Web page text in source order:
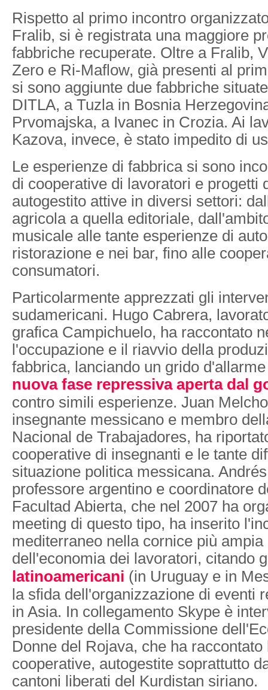
Rispetto al primo incontro
Fralib, si è registrata una maggiore
fabbriche recuperate. Oltre a Fralib,
Zero e Ri-Maflow, già presenti al
si sono aggiunte due fabbriche
DITLA, a Tuzla in Bosnia
Prvomajska, a Ivanec in Crozia. Ai
Kazova, invece, è stato impedito di
Le esperienze di fabbrica si sono
di cooperative di lavoratori e progetti
autogestito attive in diversi settori:
agricola a quella editoriale,
musicale alle tante esperienze di
ristorazione e nei bar, fino alle
consumatori.
Particolarmente apprezzati gli
sudamericani. Hugo Cabrera,
grafica Campichuelo, ha raccontato
l'occupazione e il riavvio della
fabbrica, lanciando un grido
nuova fase repressiva aperta dal
contro simili esperienze. Juan
insegnante messicano e membro
Nacional de Trabajadores, ha
cooperative di insegnanti e le tante
situazione politica messicana.
professore argentino e coordinatore
Facultad Abierta, che nel 2007 ha
meeting di questo tipo, ha inserito
mediterraneo nella cornice più
dell'economia dei lavoratori, citando
latinoamericani (in Uruguay e in
la sfida dell'organizzazione di eventi
in Asia. In collegamento Skype è
presidente della Commissione
Donne del Rojava, che ha
cooperative, autogestite soprattutto
cantoni liberati del Kurdistan siriano.